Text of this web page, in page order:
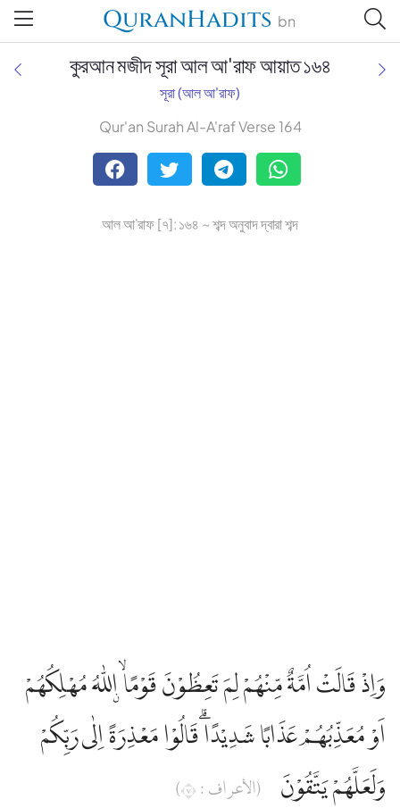
QuranHadits bn
Tafsir Ahsanul Bayaan
Tafsir Abu Bakr Zakaria
Tafsir Bayaan Foundation
কুরআন মজীদ সূরা আল আ'রাফ আয়াত ১৬৪
সূরা (আল আ'রাফ)
Qur'an Surah Al-A'raf Verse 164
আল আ'রাফ [৭]: ১৬৪ ~ শব্দ অনুবাদ দ্বারা শব্দ
وَاِذْ قَالَتْ اُمَّةٌ مِّنْهُمْ لِمَ تَعِظُوْنَ قَوْمًاۙ ۨاللّٰهُ مُهْلِكُهُمْ
اَوْ مُعَذِّبُهُمْ عَذَابًا شَدِيْدًاۗ قَالُوْا مَعْذِرَةً اِلٰى رَبِّكُمْ
وَلَعَلَّهُمْ يَتَّقُوْنَ
(الأعراف : ٧)